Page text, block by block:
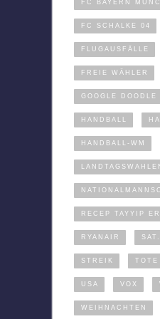
FC BAYERN
FC SCHALKE 04
FLUGAUSFÄLLE
FREIE WÄHLER
GOOGLE DOODLE
HANDBALL
HANDBALL-WM
RECEP TAYYIP
RYANAIR
STREIK TOTE
USA VOX
WEIHNACHTEN